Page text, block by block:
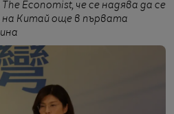
Economist, че се надява да се
на Китай още в първата